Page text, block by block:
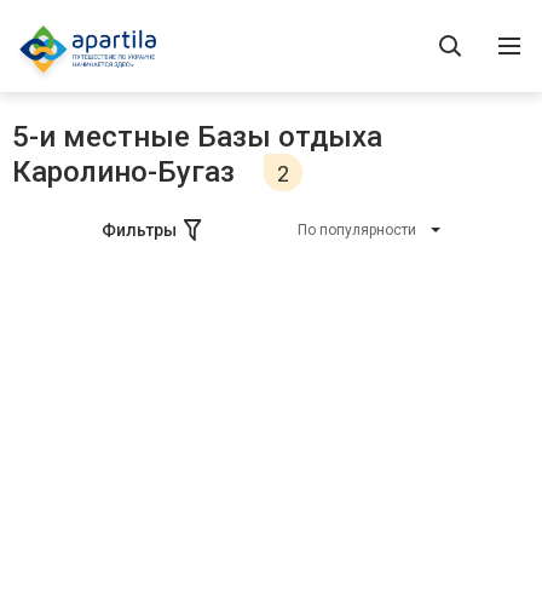
5-и местные Базы отдыха
Каролино-Бугаз
2
Фильтры По популярности